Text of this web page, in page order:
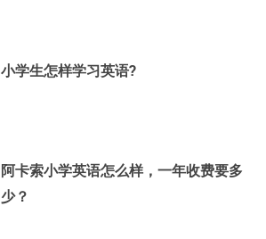
小学生怎样学习英语?
阿卡索小学英语怎么样，一年收费要多
少？